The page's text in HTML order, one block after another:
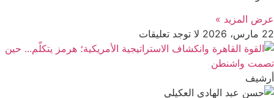
عرض المزید »
22 مارس، 2026
لا توجد تعليقات
أرشیف